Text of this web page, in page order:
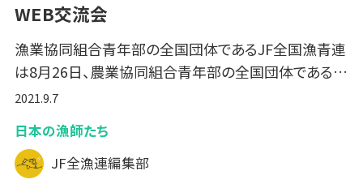
WEB交流会
漁業協同組合青年部の全国団体であるJF全国漁青連
は8月26日、農業協同組合青年部の全国団体である…
2021.9.7
日本の漁師たち
JF全漁連編集部